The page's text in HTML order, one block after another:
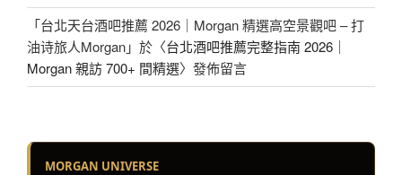
「台北天台酒吧推薦 2026｜Morgan 精選高空景觀吧 – 打
油诗旅人Morgan」於〈台北酒吧推薦完整指南 2026｜
Morgan 親訪 700+ 間精選〉發佈留言
MORGAN UNIVERSE